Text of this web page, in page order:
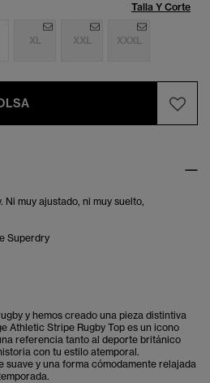
Talla Y Corte
XL XXL XXXL
muy ajustado, ni muy suelto,
Superdry
y hemos creado una pieza distintiva
Athletic Stripe Rugby Top es un icono
referencia tanto al deporte británico
con tu estilo atemporal.
y una forma cómodamente relajada